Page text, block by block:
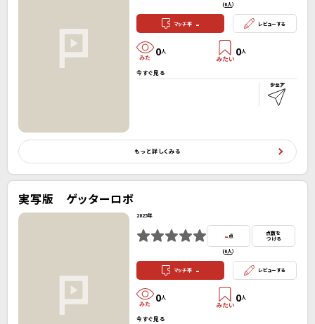
(0人）
マッチ率 - レビューする
0人 0人
今すぐ見る
もっと詳しくみる
実写版 ゲッターロボ
2025年
-点
(0人）
点数を
つける
マッチ率 - レビューする
0人 0人
今すぐ見る